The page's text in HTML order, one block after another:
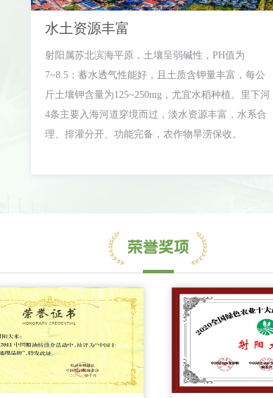
水土资源丰富
射阳属苏北滨海平原，土壤呈弱碱性，PH值为
7~8.5；蓄水透气性能好，且土质含钾量丰富，每公
斤土壤钾含量为125~250mg，尤宜水稻种植。里下河
4条主要入海河道穿境而过，淡水资源丰富，水系合
理、排灌分开、功能完备，农作物旱涝保收。